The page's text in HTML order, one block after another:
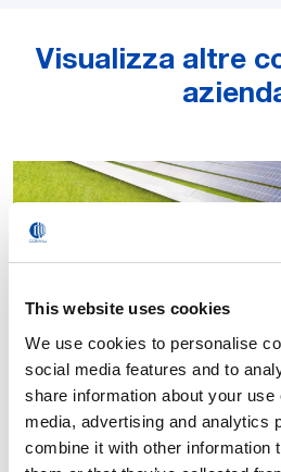
This website uses cookies
We use cookies to personalise
social media features and to
share information about your
media, advertising and analytics
combine it with other information
Visualizza altre